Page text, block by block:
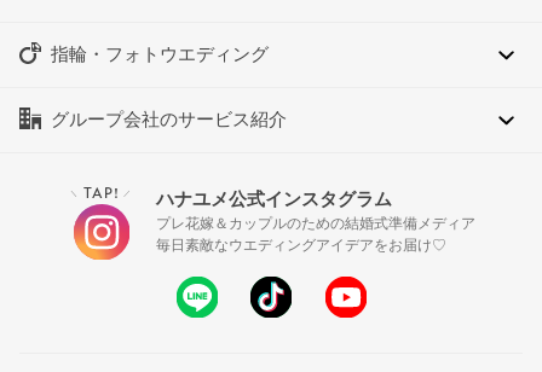
指輪・フォトウエディング
グループ会社のサービス紹介
＼ TAP! ／ ハナユメ公式インスタグラム
プレ花嫁＆カップルのための結婚式準備メディア
毎日素敵なウエディングアイデアをお届け♡